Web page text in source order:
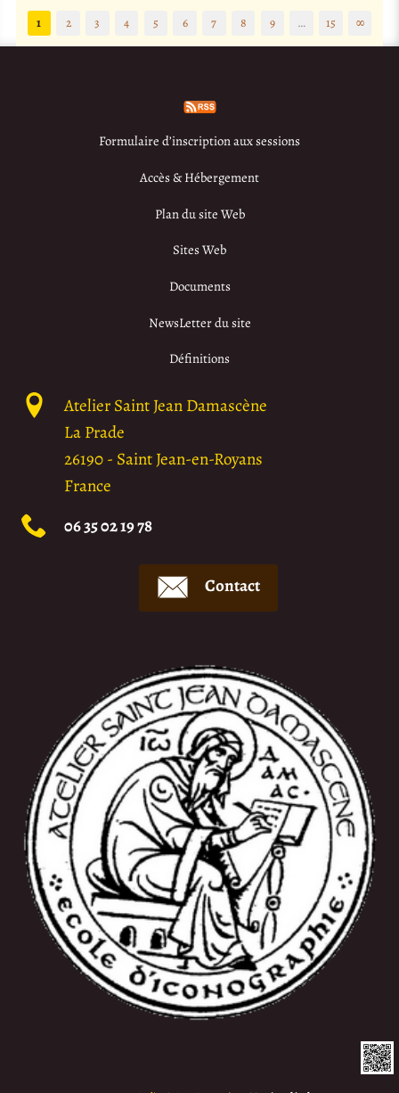
1
2 3 4 5 6 7 8 9 … 15 ∞
Formulaire d’inscription aux sessions
Accès & Hébergement
Plan du site Web
Sites Web
Documents
NewsLetter du site
Définitions
Atelier Saint Jean Damascène
La Prade
26190- Saint Jean-en-Royans
France
06 35 02 19 78
Contact